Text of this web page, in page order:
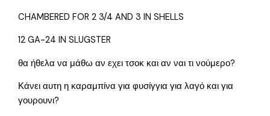
CHAMBERED FOR 2 3/4 AND 3 IN SHELLS
12 GA-24 IN SLUGSTER
θα ήθελα να μάθω αν εχει τσοκ και αν ναι τι νούμερο?
Κάνει αυτη η καραμπίνα για φυσίγγια για λαγό και για
γουρουνι?